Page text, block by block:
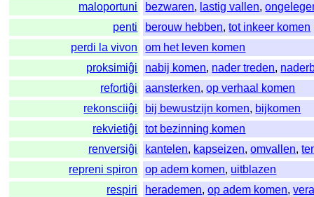
maloportuni
bezwaren, lastig vallen,
penti
berouw hebben,tot inkeer komen
perdi la vivon
om het leven komen
proksimiĝi
nabij komen, nader treden,
refortiĝi
aansterken,op verhaal komen
rekonsciiĝi
bij bewustzijn komen, bijkomen
rekvietiĝi
tot bezinning komen
renversiĝi
kantelen, kapseizen,omvallen,
repreni spiron
op adem komen, uitblazen
respiri
herademen,op adem komen,